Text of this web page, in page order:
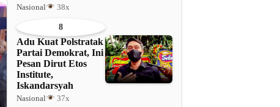
Nasional 38x
8
Adu Kuat Polstratak
Partai Demokrat, Ini
Pesan Dirut Etos
Institute,
Iskandarsyah
Nasional 37x